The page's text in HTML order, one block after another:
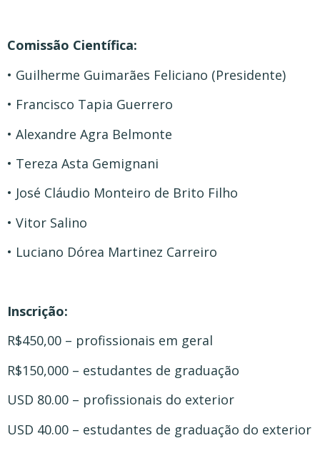
Comissão Científica:
• Guilherme Guimarães Feliciano (Presidente)
• Francisco Tapia Guerrero
• Alexandre Agra Belmonte
• Tereza Asta Gemignani
• José Cláudio Monteiro de Brito Filho
• Vitor Salino
• Luciano Dórea Martinez Carreiro
Inscrição:
R$450,00 – profissionais em geral
R$150,000 – estudantes de graduação
USD 80.00 – profissionais do exterior
USD 40.00 – estudantes de graduação do exterior